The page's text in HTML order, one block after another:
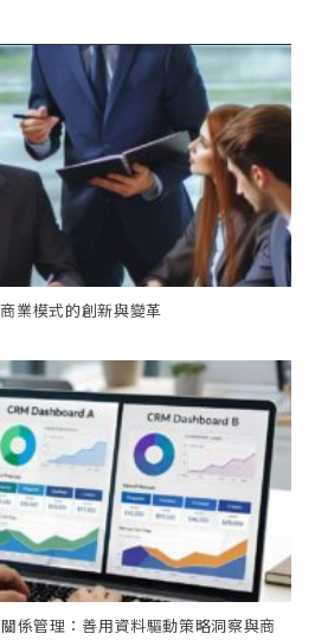
業模式的創新與變革
關係管理：善用資料驅動策略洞察與商